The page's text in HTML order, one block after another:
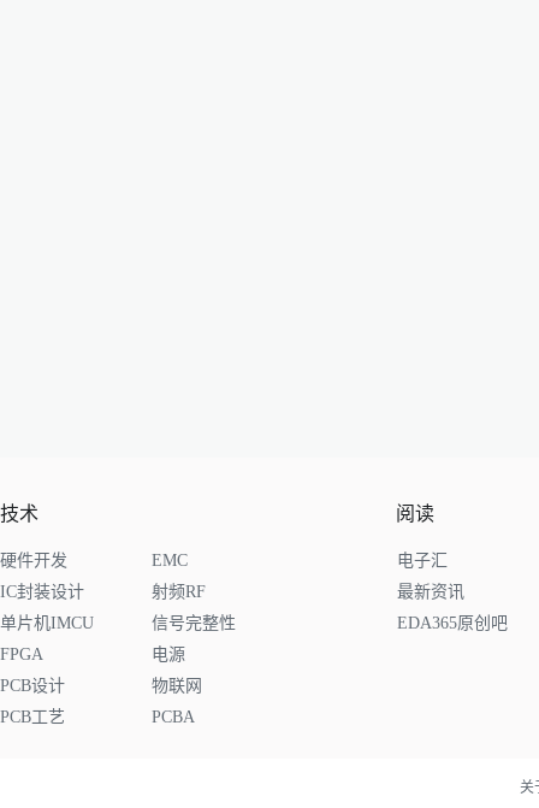
技术
硬件开发
EMC
IC封装设计
射频RF
单片机IMCU
信号完整性
FPGA
电源
PCB设计
物联网
PCB工艺
PCBA
阅读
电子汇
最新资讯
EDA365原创吧
关